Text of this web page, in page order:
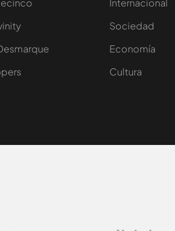
Internacional
Sociedad
Economía
Cultura